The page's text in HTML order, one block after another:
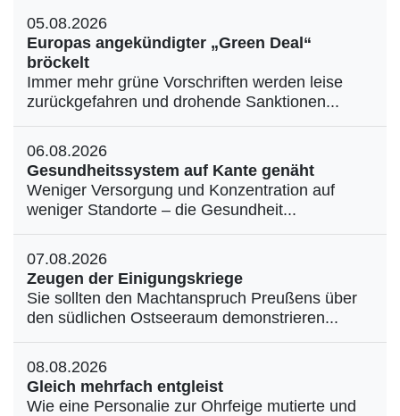
05.08.2026
Europas angekündigter „Green Deal“
bröckelt
Immer mehr grüne Vorschriften werden leise
zurückgefahren und drohende Sanktionen...
06.08.2026
Gesundheitssystem auf Kante genäht
Weniger Versorgung und Konzentration auf
weniger Standorte – die Gesundheit...
07.08.2026
Zeugen der Einigungskriege
Sie sollten den Machtanspruch Preußens über
den südlichen Ostseeraum demonstrieren...
08.08.2026
Gleich mehrfach entgleist
Wie eine Personalie zur Ohrfeige mutierte und